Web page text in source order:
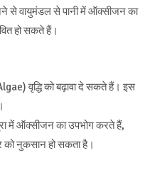
से वायुमंडल से पानी में ऑक्सीजन का
हो सकते हैं।
वृद्धि को बढ़ावा दे सकते हैं। इस
में ऑक्सीजन का उपभोग करते हैं,
को नुकसान हो सकता है।